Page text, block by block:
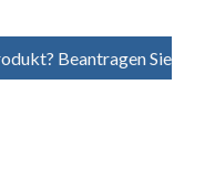
Beantragen Sie